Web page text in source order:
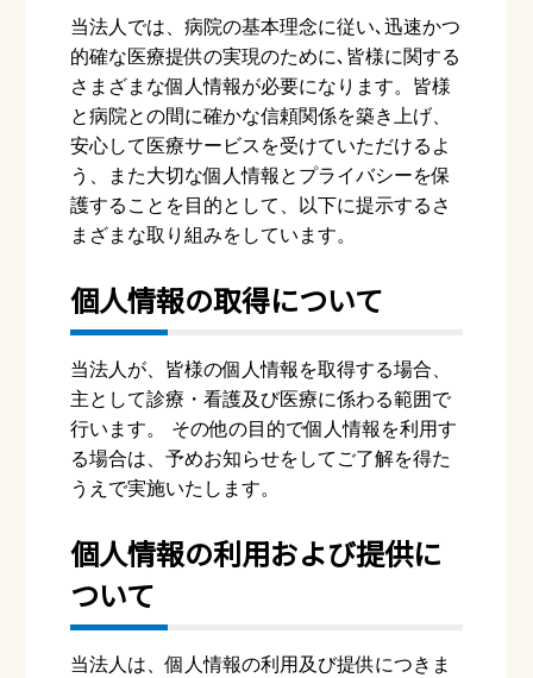
当法⼈では、病院の基本理念に従い､迅速かつ
的確な医療提供の実現のために､皆様に関する
さまざまな個⼈情報が必要になります。皆様
と病院との間に確かな信頼関係を築き上げ、
安⼼して医療サービスを受けていただけるよ
う、また⼤切な個⼈情報とプライバシーを保
護することを⽬的として、以下に提⽰するさ
まざまな取り組みをしています。
個⼈情報の取得について
当法⼈が、皆様の個⼈情報を取得する場合、
主として診療・看護及び医療に係わる範囲で
⾏います。 その他の⽬的で個⼈情報を利⽤す
る場合は、予めお知らせをしてご了解を得た
うえで実施いたします。
個⼈情報の利⽤および提供に
ついて
当法⼈は、個⼈情報の利⽤及び提供につきま